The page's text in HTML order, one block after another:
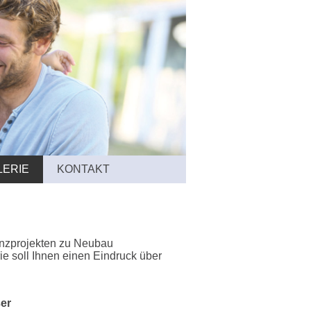
KONTAKT
zu Neubau
soll Ihnen einen Eindruck über